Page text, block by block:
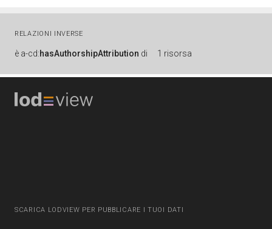
RELAZIONI INVERSE
è a-cd:hasAuthorshipAttribution di 1 risorsa
SCARICA LODVIEW PER PUBBLICARE I TUOI DATI